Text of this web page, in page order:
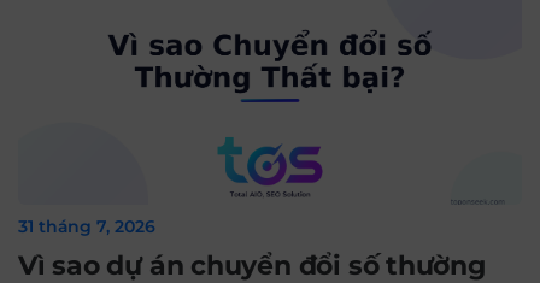
31 tháng 7, 2026
Vì sao dự án chuyển đổi số thường